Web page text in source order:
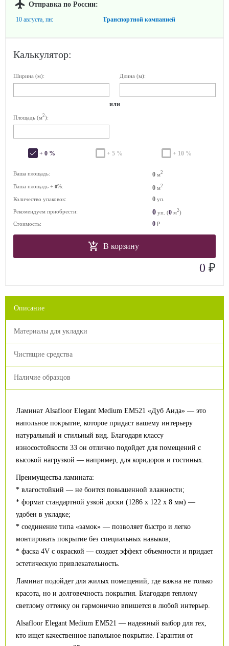
Отправка по России:
10 августа, пн: Транспортной компанией
Калькулятор:
Ширина (м): Длина (м):
или
Площадь (м2):
+ 0 % + 5 % + 10 %
Ваша площадь: 0 м2
Ваша площадь + 0%: 0 м2
Количество упаковок: 0 уп.
Рекомендуем приобрести:
0 уп. (0 м2)
Стоимость:
0 ₽
В корзину
0 ₽
Описание
Материалы для укладки
Чистящие средства
Наличие образцов
Ламинат Alsafloor Elegant Medium EM521 «Дуб Аида» — это
напольное покрытие, которое придаст вашему интерьеру
натуральный и стильный вид. Благодаря классу
износостойкости 33 он отлично подойдет для помещений с
высокой нагрузкой — например, для коридоров и гостиных.
Преимущества ламината:
* влагостойкий — не боится повышенной влажности;
* формат стандартной узкой доски (1286 x 122 x 8 мм) —
удобен в укладке;
* соединение типа «замок» — позволяет быстро и легко
монтировать покрытие без специальных навыков;
* фаска 4V с окраской — создает эффект объемности и придает
эстетическую привлекательность.
Ламинат подойдет для жилых помещений, где важна не только
красота, но и долговечность покрытия. Благодаря теплому
светлому оттенку он гармонично впишется в любой интерьер.
Alsafloor Elegant Medium EM521 — надежный выбор для тех,
кто ищет качественное напольное покрытие. Гарантия от